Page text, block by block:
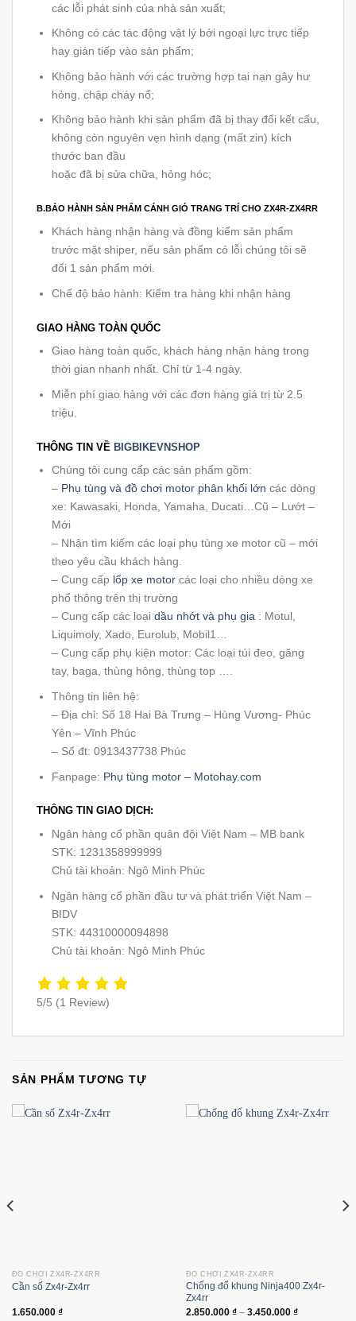
các lỗi phát sinh của nhà sản xuất;
Không có các tác động vật lý bởi ngoại lực trực tiếp
hay gián tiếp vào sản phẩm;
Không bảo hành với các trường hợp tai nạn gây hư
hỏng, chập cháy nổ;
Không bảo hành khi sản phẩm đã bị thay đổi kết cấu,
không còn nguyên vẹn hình dạng (mất zin) kích
thước ban đầu
hoặc đã bị sửa chữa, hỏng hóc;
B.BẢO HÀNH SẢN PHẨM CÁNH GIÓ TRANG TRÍ CHO ZX4R-ZX4RR
Khách hàng nhận hàng và đồng kiểm sản phẩm
trước mặt shiper, nếu sản phẩm có lỗi chúng tôi sẽ
đổi 1 sản phẩm mới.
Chế độ bảo hành: Kiểm tra hàng khi nhận hàng
GIAO HÀNG TOÀN QUỐC
Giao hàng toàn quốc, khách hàng nhận hàng trong
thời gian nhanh nhất. Chỉ từ 1-4 ngày.
Miễn phí giao hàng với các đơn hàng giá trị từ 2.5
triệu.
THÔNG TIN VỀ BIGBIKEVNSHOP
Chúng tôi cung cấp các sản phẩm gồm:
– Phụ tùng và đồ chơi motor phân khối lớn các dòng
xe: Kawasaki, Honda, Yamaha, Ducati…Cũ – Lướt –
Mới
– Nhận tìm kiếm các loại phụ tùng xe motor cũ – mới
theo yêu cầu khách hàng.
– Cung cấp lốp xe motorcác loại cho nhiều dòng xe
phổ thông trên thị trường
– Cung cấp các loại dầu nhớt và phụ gia: Motul,
Liquimoly, Xado, Eurolub, Mobil1…
– Cung cấp phụ kiện motor: Các loại túi đeo, găng
tay, baga, thùng hông, thùng top ….
Thông tin liên hệ:
– Địa chỉ: Số 18 Hai Bà Trưng – Hùng Vương- Phúc
Yên – Vĩnh Phúc
– Số đt: 0913437738 Phúc
Fanpage: Phụ tùng motor – Motohay.com
THÔNG TIN GIAO DỊCH:
Ngân hàng cổ phần quân đội Việt Nam – MB bank
STK: 1231358999999
Chủ tài khoản: Ngô Minh Phúc
Ngân hàng cổ phần đầu tư và phát triển Việt Nam –
BIDV
STK: 44310000094898
Chủ tài khoản: Ngô Minh Phúc
5/5 (1 Review)
SẢN PHẨM TƯƠNG TỰ
ĐỒ CHƠI ZX4R-ZX4RR
Cần số Zx4r-Zx4rr
1.650.000 ₫
ĐỒ CHƠI ZX4R-ZX4RR
Chống đổ khung Ninja400 Zx4r-
Zx4rr
2.850.000 ₫ – 3.450.000 ₫Khoảng